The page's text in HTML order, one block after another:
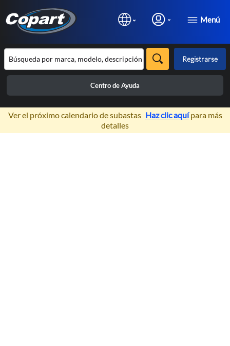
Menú
Registrarse
Centro de Ayuda
×
Ver el próximo calendario de subastas Haz clic aquípara más
detalles